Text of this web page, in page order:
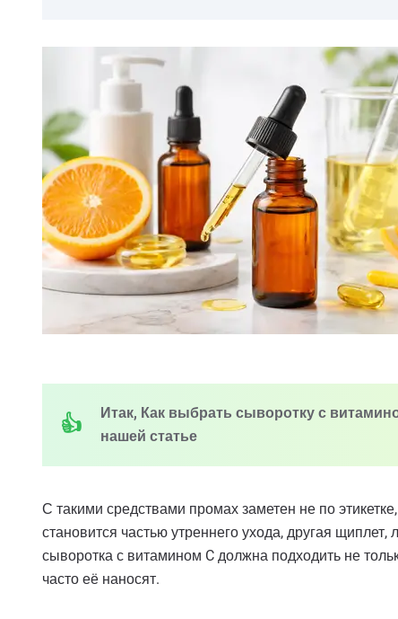
Итак, Как выбрать сыворотку с
нашей статье
С такими средствами промах заметен не по
становится частью утреннего ухода, другая
сыворотка с витамином C должна подходить не
часто её наносят.